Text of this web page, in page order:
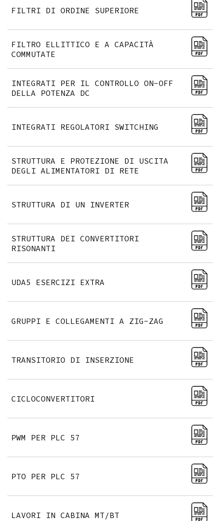
FILTRI DI ORDINE SUPERIORE
FILTRO ELLITTICO E A CAPACITÀ
COMMUTATE
INTEGRATI PER IL CONTROLLO ON-OFF
DELLA POTENZA DC
INTEGRATI REGOLATORI SWITCHING
STRUTTURA E PROTEZIONE DI USCITA
DEGLI ALIMENTATORI DI RETE
STRUTTURA DI UN INVERTER
STRUTTURA DEI CONVERTITORI
RISONANTI
UDA5 ESERCIZI EXTRA
GRUPPI E COLLEGAMENTI A ZIG-ZAG
TRANSITORIO DI INSERZIONE
CICLOCONVERTITORI
PWM PER PLC 57
PTO PER PLC 57
LAVORI IN CABINA MT/BT